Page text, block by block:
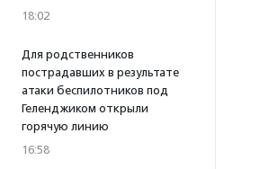
18:02
Для родственников
пострадавших в результате
атаки беспилотников под
Геленджиком открыли
горячую линию
16:58